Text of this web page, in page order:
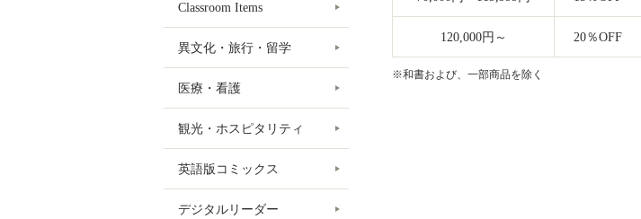
120,000円～ 20％OFF
※和書および、一部商品を除く
Classroom Items
異文化・旅行・留学
医療・看護
観光・ホスピタリティ
英語版コミックス
デジタルリーダー